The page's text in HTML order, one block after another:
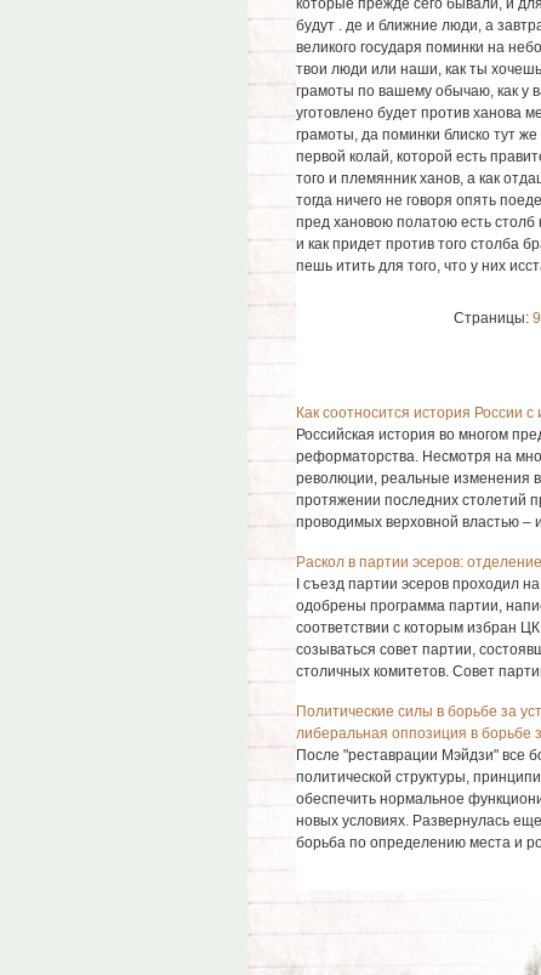
которые прежде сего бывали, и
будут . де и ближние люди, а
великого государя поминки на
твои люди или наши, как ты
грамоты по вашему обычаю, как у
уготовлено будет против ханова
грамоты, да поминки блиско тут
первой колай, которой есть
того и племянник ханов, а как
тогда ничего не говоря опять
пред хановою полатою есть
и как придет против того столба
пешь итить для того, что у них
Страницы: 9
Как соотносится история России
Российская история во многом
реформаторства. Несмотря на
революции, реальные изменения
протяжении последних столетий
проводимых верховной властью –
Раскол в партии эсеров:
I съезд партии эсеров проходил
одобрены программа партии,
соответствии с которым избран
созываться совет партии,
столичных комитетов. Совет
Политические силы в борьбе за
либеральная оппозиция в борьбе
После "реставрации Мэйдзи" все
политической структуры,
обеспечить нормальное
новых условиях. Развернулась
борьба по определению места и